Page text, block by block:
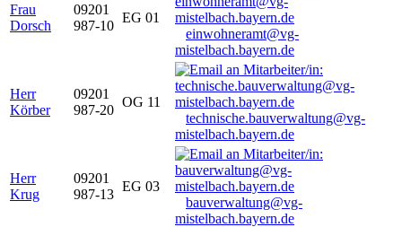
Frau
Dorsch
09201
987-10
EG 01
einwohneramt@vg-
mistelbach.bayern.de
Herr
Körber
09201
987-20
OG 11
technische.bauverwaltung@vg-
mistelbach.bayern.de
Herr
Krug
09201
987-13
EG 03
bauverwaltung@vg-
mistelbach.bayern.de